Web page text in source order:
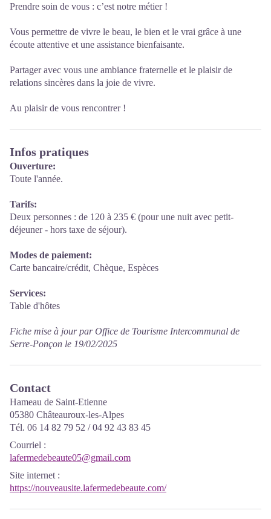
Prendre soin de vous : c’est notre métier !
Vous permettre de vivre le beau, le bien et le vrai grâce à une
écoute attentive et une assistance bienfaisante.
Partager avec vous une ambiance fraternelle et le plaisir de
relations sincères dans la joie de vivre.
Au plaisir de vous rencontrer !
Infos pratiques
Ouverture:
Toute l'année.
Tarifs:
Deux personnes : de 120 à 235 € (pour une nuit avec petit-
déjeuner - hors taxe de séjour).
Modes de paiement:
Carte bancaire/crédit, Chèque, Espèces
Services:
Table d'hôtes
Fiche mise à jour par Office de Tourisme Intercommunal de
Serre-Ponçon le 19/02/2025
Contact
Hameau de Saint-Etienne
05380 Châteauroux-les-Alpes
Tél. 06 14 82 79 52 / 04 92 43 83 45
Courriel :
lafermedebeaute05@gmail.com
Site internet :
https://nouveausite.lafermedebeaute.com/